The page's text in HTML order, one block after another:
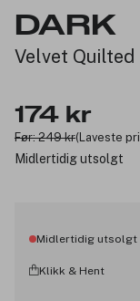
DARK
Velvet Quilted
174 kr
Før: 249 kr(Laveste
Midlertidig utsolgt
Midlertidig utsolgt
Klikk & Hent